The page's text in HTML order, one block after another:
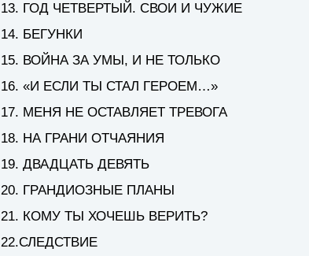
13. ГОД ЧЕТВЕРТЫЙ. СВОИ И ЧУЖИЕ
14. БЕГУНКИ
15. ВОЙНА ЗА УМЫ, И НЕ ТОЛЬКО
16. «И ЕСЛИ ТЫ СТАЛ ГЕРОЕМ…»
17. МЕНЯ НЕ ОСТАВЛЯЕТ ТРЕВОГА
18. НА ГРАНИ ОТЧАЯНИЯ
19. ДВАДЦАТЬ ДЕВЯТЬ
20. ГРАНДИОЗНЫЕ ПЛАНЫ
21. КОМУ ТЫ ХОЧЕШЬ ВЕРИТЬ?
22.СЛЕДСТВИЕ